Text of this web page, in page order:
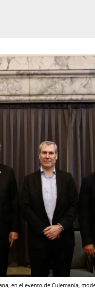
en el evento de Culemanía,